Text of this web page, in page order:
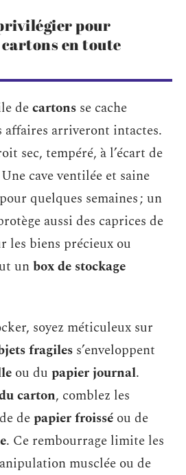
pour
en toute
decartons se cache
affaires arriveront intactes.
sec, tempéré, à l’écart de
cave ventilée et saine
quelques semaines ; un
aussi des caprices de
les biens précieux ou
unbox de stockage
soyez méticuleux sur
fragiles s’enveloppent
ou du papier journal.
carton, comblez les
depapier froissé ou de
. Ce rembourrage limite les
musclée ou de